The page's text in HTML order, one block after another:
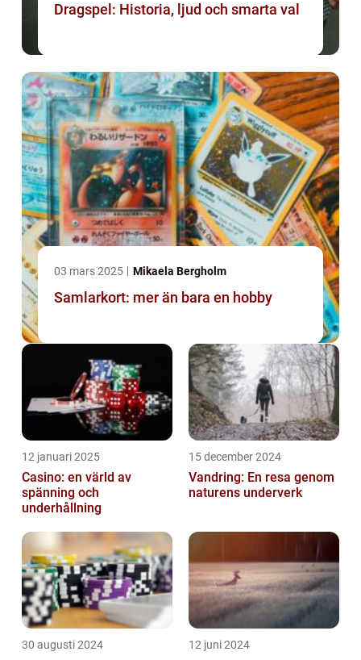
Dragspel: Historia, ljud och smarta val
03 mars 2025 Mikaela Bergholm
Samlarkort: mer än bara en hobby
12 januari 2025
Casino: en värld av
spänning och
underhållning
15 december 2024
Vandring: En resa genom
naturens underverk
30 augusti 2024 12 juni 2024